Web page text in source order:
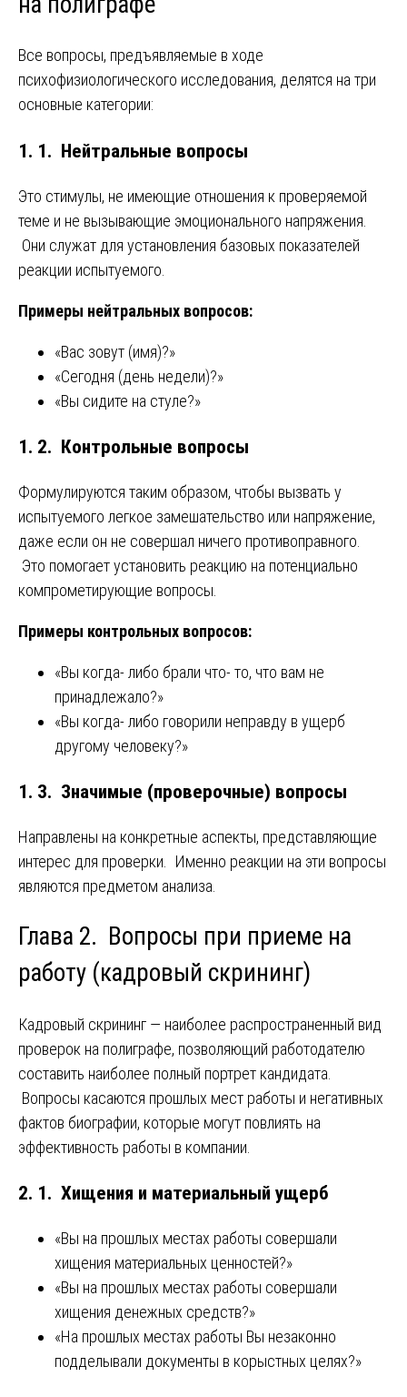
Все вопросы, предъявляемые в ходе
психофизиологического исследования, делятся на три
основные категории:
1. 1. Нейтральные вопросы
Это стимулы, не имеющие отношения к проверяемой
теме и не вызывающие эмоционального напряжения.
Они служат для установления базовых показателей
реакции испытуемого.
Примеры нейтральных вопросов:
«Вас зовут (имя)?»
«Сегодня (день недели)?»
«Вы сидите на стуле?»
1. 2. Контрольные вопросы
Формулируются таким образом, чтобы вызвать у
испытуемого легкое замешательство или напряжение,
даже если он не совершал ничего противоправного.
Это помогает установить реакцию на потенциально
компрометирующие вопросы.
Примеры контрольных вопросов:
«Вы когда- либо брали что- то, что вам не
принадлежало?»
«Вы когда- либо говорили неправду в ущерб
другому человеку?»
1. 3. Значимые (проверочные) вопросы
Направлены на конкретные аспекты, представляющие
интерес для проверки. Именно реакции на эти вопросы
являются предметом анализа.
Глава 2. Вопросы при приеме на
работу (кадровый скрининг)
Кадровый скрининг — наиболее распространенный вид
проверок на полиграфе, позволяющий работодателю
составить наиболее полный портрет кандидата.
Вопросы касаются прошлых мест работы и негативных
фактов биографии, которые могут повлиять на
эффективность работы в компании.
2. 1. Хищения и материальный ущерб
«Вы на прошлых местах работы совершали
хищения материальных ценностей?»
«Вы на прошлых местах работы совершали
хищения денежных средств?»
«На прошлых местах работы Вы незаконно
подделывали документы в корыстных целях?»